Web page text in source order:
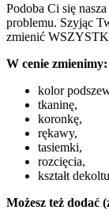
Podoba Ci się
problemu. Szyjąc
zmienić
W cenie zmienimy:
kolor
tkaninę,
koronkę,
rękawy,
tasiemki,
rozcięcia,
kształt
Możesz też dodać